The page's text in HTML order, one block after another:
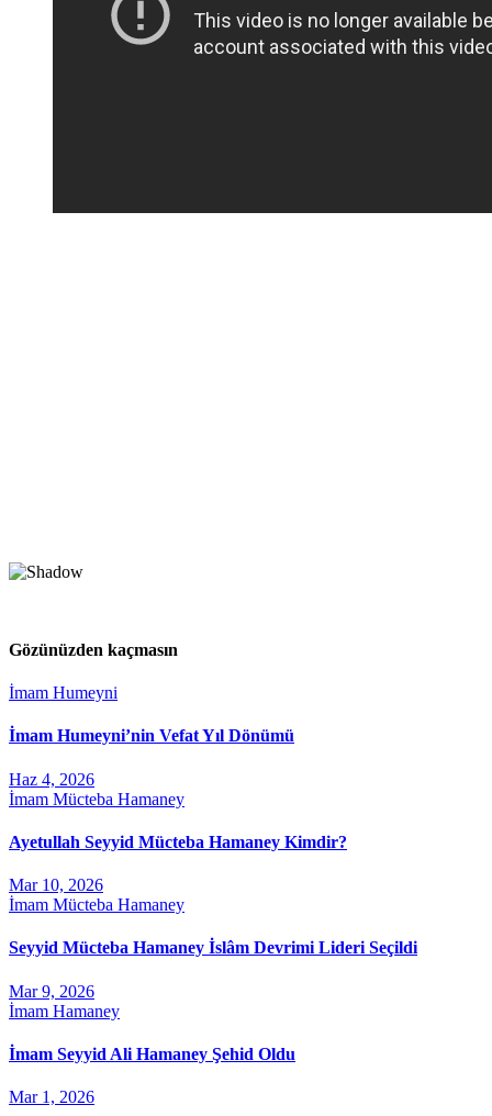
Gözünüzden kaçmasın
İmam Humeyni
İmam Humeyni’nin Vefat Yıl Dönümü
Haz 4, 2026
İmam Mücteba Hamaney
Ayetullah Seyyid Mücteba Hamaney Kimdir?
Mar 10, 2026
İmam Mücteba Hamaney
Seyyid Mücteba Hamaney İslâm Devrimi Lideri Seçildi
Mar 9, 2026
İmam Hamaney
İmam Seyyid Ali Hamaney Şehid Oldu
Mar 1, 2026